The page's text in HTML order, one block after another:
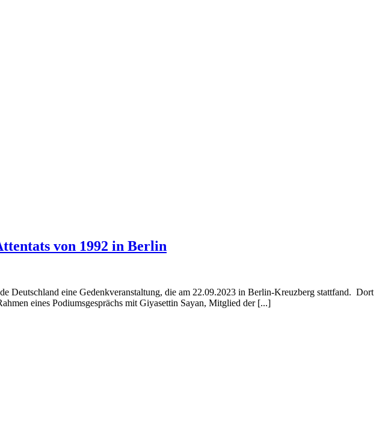
von 1992 in Berlin
Deutschland eine Gedenkveranstaltung, die am 22.09.2023 in Berlin-Kreuzberg stattfand. Dort
eines Podiumsgesprächs mit Giyasettin Sayan, Mitglied der [...]